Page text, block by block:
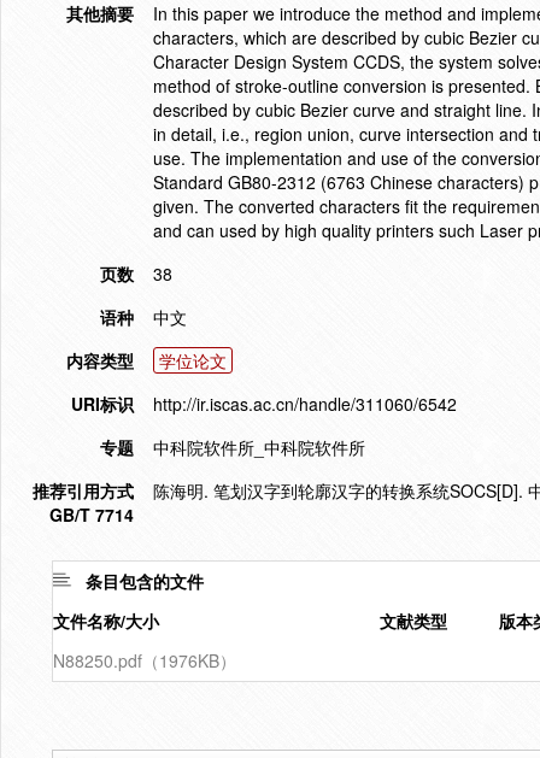
其他摘要
In this paper we introduce the method and
characters, which are described by cubic Bezier
Character Design System CCDS, the system
method of stroke-outline conversion is
described by cubic Bezier curve and straight
in detail, i.e., region union, curve intersection
use. The implementation and use of the
Standard GB80-2312 (6763 Chinese characters)
given. The converted characters fit the
and can used by high quality printers such Laser
页数
38
语种
中文
内容类型
学位论文
URI标识
http://ir.iscas.ac.cn/handle/311060/6542
专题
中科院软件所_中科院软件所
推荐引用方式
GB/T 7714
陈海明. 笔划汉字到轮廓汉字的转换系统SOCS[D].
条目包含的文件
文件名称/大小
文献类型
版本
N88250.pdf（1976KB）